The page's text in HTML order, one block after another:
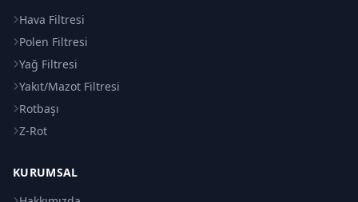
Hava Filtresi
Polen Filtresi
Yağ Filtresi
Yakıt/Mazot Filtresi
Rotbaşı
Z-Rot
KURUMSAL